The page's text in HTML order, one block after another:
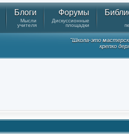
Блоги
Мысли
учителя
Форумы
Дискуссионные
площадки
"Школа-это
крепко